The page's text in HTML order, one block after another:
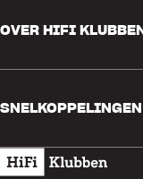
Ruilen en retourneren
Bestelling herroepen
Algemene voorwaarden
OVER HIFI
Klantenclub
SNELKOPPELINGEN
Cadeaubonnen